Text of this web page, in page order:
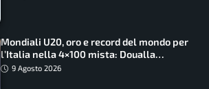
Mondiali U20, oro e record del mondo per
l’Italia nella 4×100 mista: Doualla
straordinaria
9 Agosto 2026